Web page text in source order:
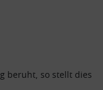
beruht, so stellt dies